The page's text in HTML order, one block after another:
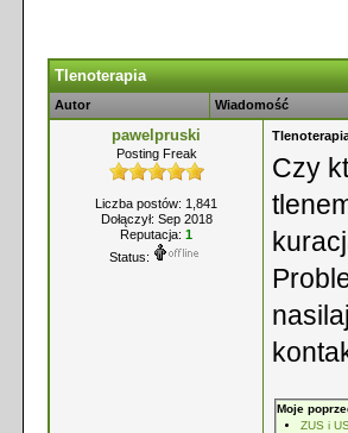
Tlenoterapia
Autor Wiadomość
pawelpruski
Posting Freak
Liczba postów: 1,841
Dołączył: Sep 2018
Reputacja: 1
Status:
Czy
Moje
ZUS i